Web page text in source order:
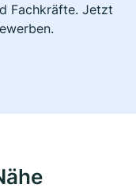
Fachkräfte. Jetzt